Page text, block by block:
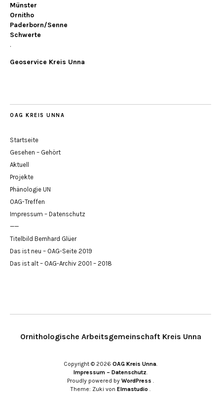
Münster
Ornitho
Paderborn/Senne
Schwerte
.
Geoservice Kreis Unna
OAG KREIS UNNA
Startseite
Gesehen – Gehört
Aktuell
Projekte
Phänologie UN
OAG-Treffen
Impressum – Datenschutz
——
Titelbild Bernhard Glüer
Das ist neu – OAG-Seite 2019
Das ist alt – OAG-Archiv 2001 – 2018
Ornithologische Arbeitsgemeinschaft Kreis Unna
Copyright © 2026 OAG Kreis Unna
Impressum – Datenschutz
Proudly powered by WordPress
Theme: Zuki von Elmastudio